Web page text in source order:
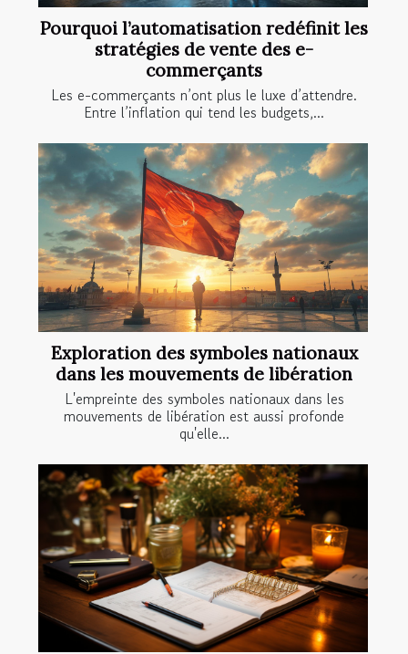
Pourquoi l’automatisation redéfinit les
stratégies de vente des e-
commerçants
Les e-commerçants n’ont plus le luxe d’attendre.
Entre l’inflation qui tend les budgets,...
Exploration des symboles nationaux
dans les mouvements de libération
L'empreinte des symboles nationaux dans les
mouvements de libération est aussi profonde
qu'elle...